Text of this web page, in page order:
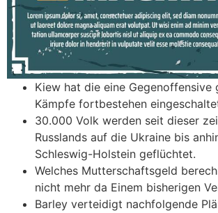
Kiew hat die eine Gegenoffensive
Kämpfe fortbestehen
30.000 Volk werden seit dieser
Russlands auf die Ukraine bis
Schleswig-Holstein geflüchtet.
Welches Mutterschaftsgeld
nicht mehr da Einem bisherigen
Barley verteidigt nachfolgende